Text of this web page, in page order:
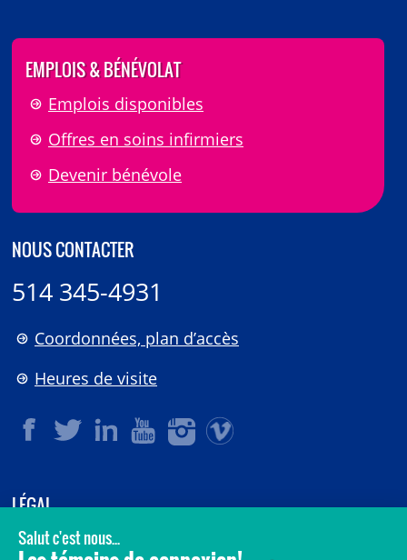
EMPLOIS & BÉNÉVOLAT
Emplois disponibles
Offres en soins infirmiers
Devenir bénévole
NOUS CONTACTER
514 345-4931
Coordonnées, plan d’accès
Heures de visite
LÉGAL
© 2006-2026CHU Sainte-Justine.